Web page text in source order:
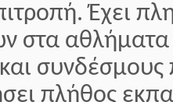
Έχει
στα αθλήματα
συνδέσμους
πλήθος